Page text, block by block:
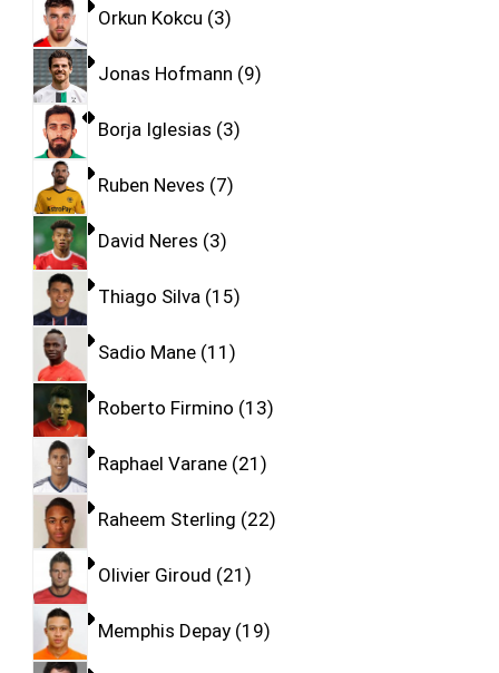
Orkun Kokcu 3
Jonas Hofmann 9
Borja Iglesias 3
Ruben Neves 7
David Neres 3
Thiago Silva 15
Sadio Mane 11
Roberto Firmino 13
Raphael Varane 21
Raheem Sterling 22
Olivier Giroud 21
Memphis Depay 19